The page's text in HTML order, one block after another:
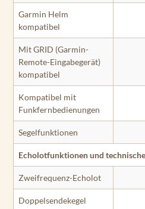
Garmin Helm
kompatibel
Mit GRID (Garmin-
Remote-Eingabegerät)
kompatibel
Kompatibel mit
Funkfernbedienungen
Segelfunktionen
Echolotfunktionen und
Zweifrequenz-Echolot
Doppelsendekegel